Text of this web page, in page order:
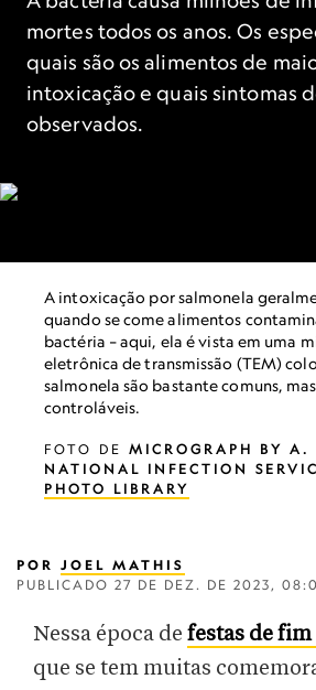
mortes todos os anos. Os
quais são os alimentos de
intoxicação e quais sintomas
observados.
A intoxicação por salmonela
quando se come alimentos
bactéria – aqui, ela é vista em uma
eletrônica de transmissão (TEM)
salmonela são bastante comuns,
controláveis.
FOTO DE MICROGRAPH BY A.
NATIONAL INFECTION
PHOTO LIBRARY
POR JOEL MATHIS
PUBLICADO 27 DE DEZ. DE 2023,
Nessa época de festas de fim
que se tem muitas